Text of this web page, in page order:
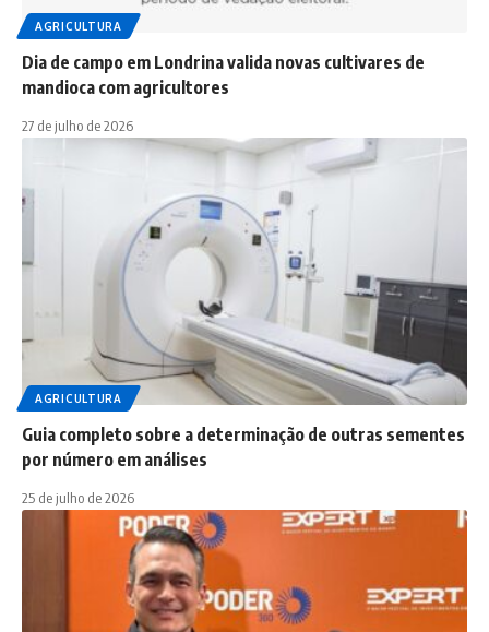
AGRICULTURA
Dia de campo em Londrina valida novas cultivares de
mandioca com agricultores
27 de julho de 2026
AGRICULTURA
Guia completo sobre a determinação de outras sementes
por número em análises
25 de julho de 2026